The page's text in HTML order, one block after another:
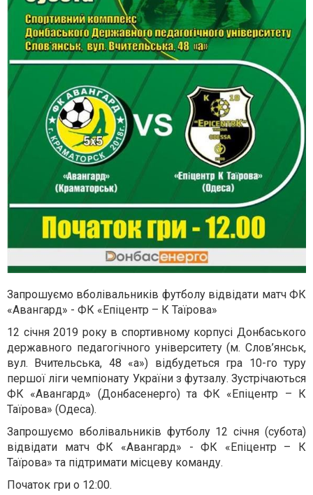
Запрошуємо вболівальників футболу відвідати матч ФК
«Авангард» - ФК «Епіцентр – К Таїрова»
12 січня 2019 року в спортивному корпусі Донбаського
державного педагогічного університету (м. Слов’янськ,
вул. Вчительська, 48 «а») відбудеться гра 10-го туру
першої ліги чемпіонату України з футзалу. Зустрічаються
ФК «Авангард» (Донбасенерго) та ФК «Епіцентр – К
Таїрова» (Одеса).
Запрошуємо вболівальників футболу 12 січня (субота)
відвідати матч ФК «Авангард» - ФК «Епіцентр – К
Таїрова» та підтримати місцеву команду.
Початок гри о 12:00.